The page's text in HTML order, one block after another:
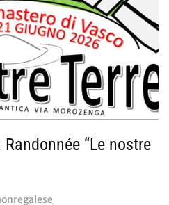
“Le nostre